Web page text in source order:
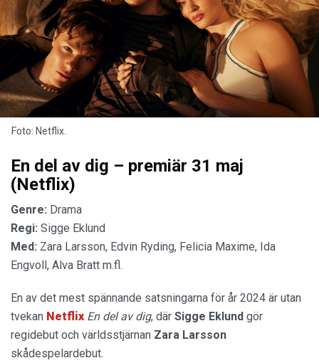
Foto: Netflix.
En del av dig – premiär 31 maj
(Netflix)
Genre: Drama
Regi: Sigge Eklund
Med: Zara Larsson, Edvin Ryding, Felicia Maxime, Ida
Engvoll, Alva Bratt m.fl.
En av det mest spännande satsningarna för år 2024 är utan
tvekan Netflix En del av dig, där Sigge Eklund gör
regidebut och världsstjärnan Zara Larsson
skådespelardebut.